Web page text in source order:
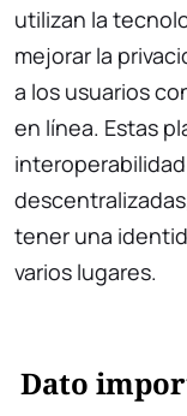
utilizan la
mejorar la
a los usuarios
en línea. Estas
tener una
varios lugares.
Dato